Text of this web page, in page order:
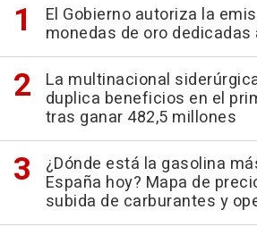
El Gobierno autoriza la
monedas de oro
La multinacional
duplica beneficios en el
tras ganar 482,5 millones
¿Dónde está la gasolina
España hoy? Mapa de
subida de carburantes y